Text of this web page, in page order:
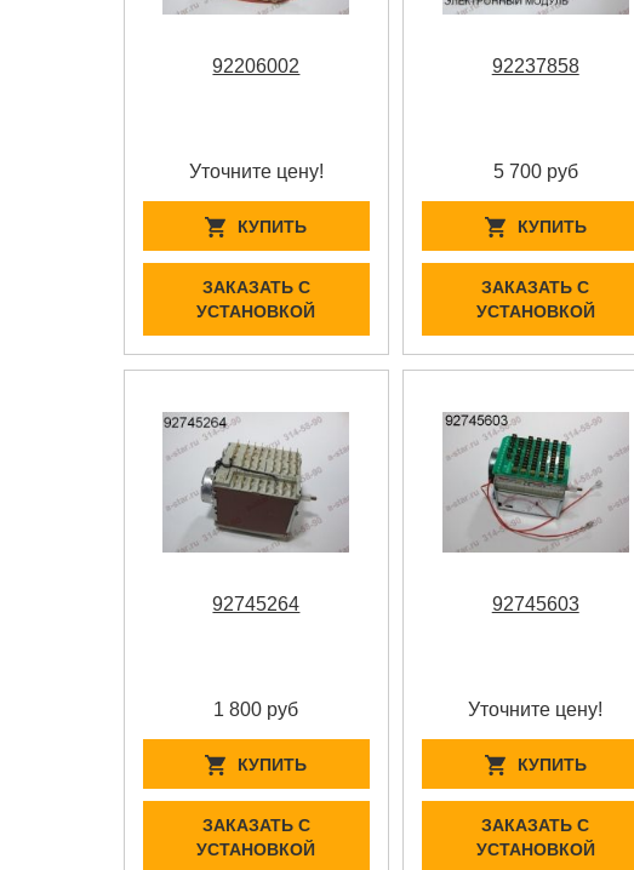
92206002
Уточните цену!
КУПИТЬ
ЗАКАЗАТЬ С
УСТАНОВКОЙ
92237858
5 700 руб
КУПИТЬ
ЗАКАЗАТЬ С
УСТАНОВКОЙ
92745264
1 800 руб
КУПИТЬ
ЗАКАЗАТЬ С
УСТАНОВКОЙ
92745603
Уточните цену!
КУПИТЬ
ЗАКАЗАТЬ С
УСТАНОВКОЙ